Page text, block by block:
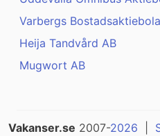
Varbergs
Heija Tandvård AB
Mugwort AB
Vakanser.se 2007-2026